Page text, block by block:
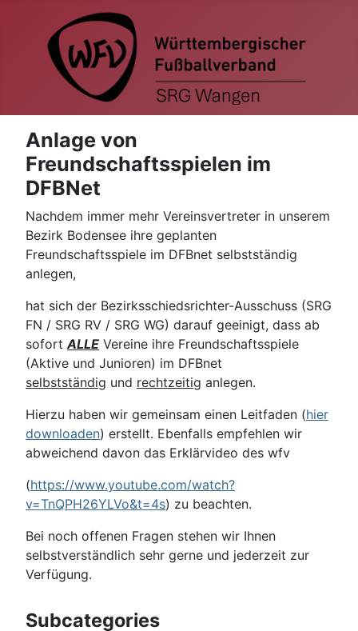
Anlage von
Freundschaftsspielen im
DFBNet
Nachdem immer mehr Vereinsvertreter in unserem
Bezirk Bodensee ihre geplanten
Freundschaftsspiele im DFBnet selbstständig
anlegen,
hat sich der Bezirksschiedsrichter-Ausschuss (SRG
FN / SRG RV / SRG WG) darauf geeinigt, dass ab
sofortALLE Vereine ihre Freundschaftsspiele
(Aktive und Junioren) im DFBnet
selbstständig und rechtzeitig anlegen.
Hierzu haben wir gemeinsam einen Leitfaden (hier
downloaden) erstellt. Ebenfalls empfehlen wir
abweichend davon das Erklärvideo des wfv
(https://www.youtube.com/watch?
v=TnQPH26YLVo&t=4s) zu beachten.
Bei noch offenen Fragen stehen wir Ihnen
selbstverständlich sehr gerne und jederzeit zur
Verfügung.
Subcategories